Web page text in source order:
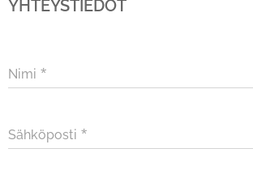
YHTEYSTIEDOT
Nimi
Sähköposti